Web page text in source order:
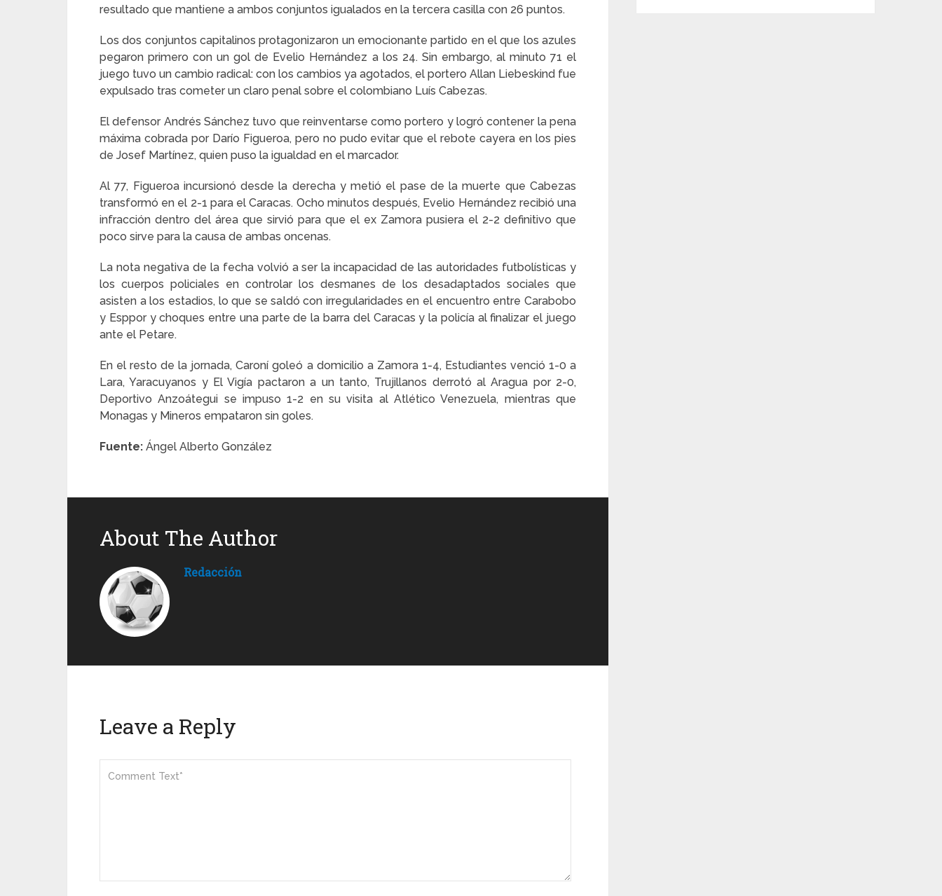
resultado que mantiene a ambos conjuntos igualados en la tercera casilla con 26 puntos.
Los dos conjuntos capitalinos protagonizaron un emocionante partido en el que los azules
pegaron primero con un gol de Evelio Hernández a los 24. Sin embargo, al minuto 71 el
juego tuvo un cambio radical: con los cambios ya agotados, el portero Allan Liebeskind fue
expulsado tras cometer un claro penal sobre el colombiano Luís Cabezas.
El defensor Andrés Sánchez tuvo que reinventarse como portero y logró contener la pena
máxima cobrada por Darío Figueroa, pero no pudo evitar que el rebote cayera en los pies
de Josef Martínez, quien puso la igualdad en el marcador.
Al 77, Figueroa incursionó desde la derecha y metió el pase de la muerte que Cabezas
transformó en el 2-1 para el Caracas. Ocho minutos después, Evelio Hernández recibió una
infracción dentro del área que sirvió para que el ex Zamora pusiera el 2-2 definitivo que
poco sirve para la causa de ambas oncenas.
La nota negativa de la fecha volvió a ser la incapacidad de las autoridades futbolísticas y
los cuerpos policiales en controlar los desmanes de los desadaptados sociales que
asisten a los estadios, lo que se saldó con irregularidades en el encuentro entre Carabobo
y Esppor y choques entre una parte de la barra del Caracas y la policía al finalizar el juego
ante el Petare.
En el resto de la jornada, Caroní goleó a domicilio a Zamora 1-4, Estudiantes venció 1-0 a
Lara, Yaracuyanos y El Vigía pactaron a un tanto, Trujillanos derrotó al Aragua por 2-0,
Deportivo Anzoátegui se impuso 1-2 en su visita al Atlético Venezuela, mientras que
Monagas y Mineros empataron sin goles.
Fuente: Ángel Alberto González
About The Author
Redacción
Leave a Reply